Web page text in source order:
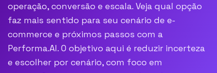
operação, conversão e escala. Veja qual opção
faz mais sentido para seu cenário de e-
commerce e próximos passos com a
Performa.AI. O objetivo aqui é reduzir incerteza
e escolher por cenário, com foco em